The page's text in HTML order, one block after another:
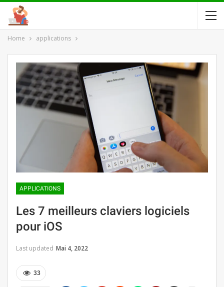
Home applications
APPLICATIONS
Les 7 meilleurs claviers logiciels
pour iOS
Last updated Mai 4, 2022
33